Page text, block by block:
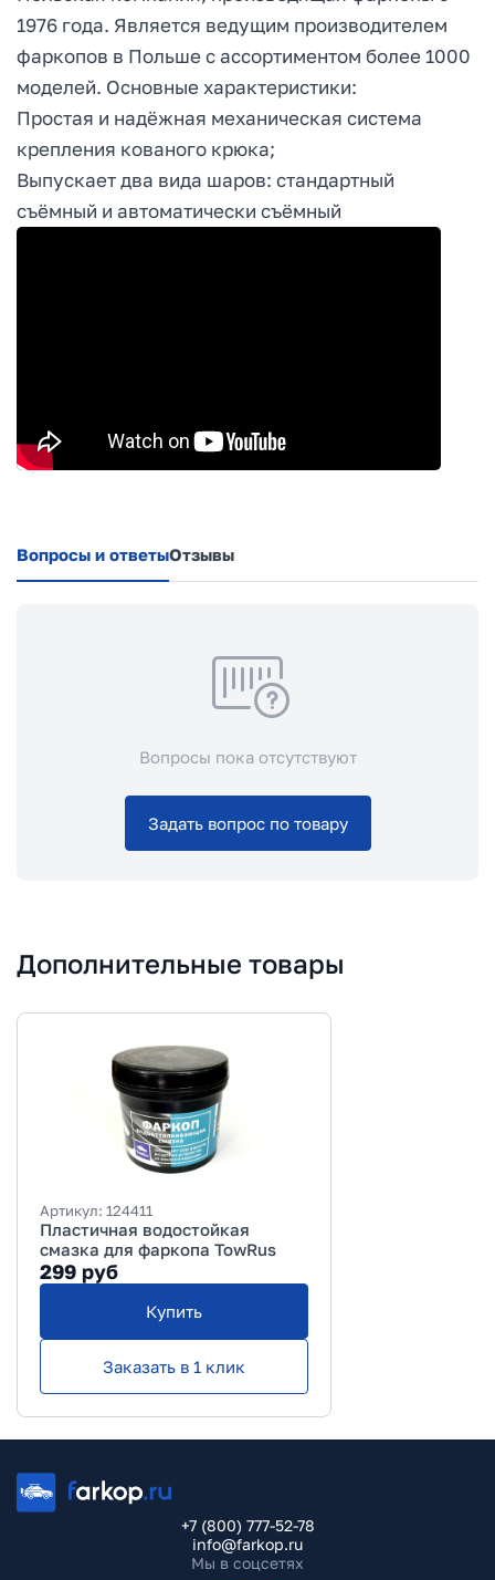
1976 года. Является ведущим производителем
фаркопов в Польше с ассортиментом более 1000
моделей. Основные характеристики:
Простая и надёжная механическая система
крепления кованого крюка;
Выпускает два вида шаров: стандартный
съёмный и автоматически съёмный
Вопросы и ответыОтзывы
Вопросы пока отсутствуют
Задать вопрос по товару
Дополнительные товары
Артикул: 124411
Пластичная водостойкая
смазка для фаркопа TowRus
299 руб
Купить
Заказать в 1 клик
+7 (800) 777-52-78
info@farkop.ru
Мы в соцсетях